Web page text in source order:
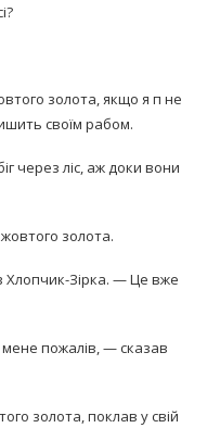
золота, якщо я п не
своїм рабом.
через ліс, аж доки вони
золота.
Хлопчик-Зірка. — Це вже
пожалів, — сказав
золота, поклав у свій